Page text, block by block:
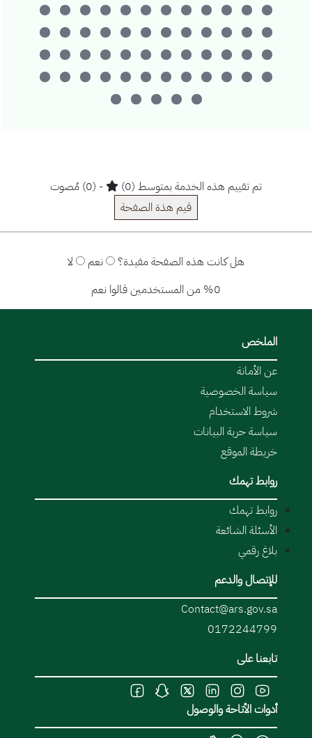
تم تقييم هذه الخدمة بمتوسط (0)
- (0) مُصوت
قيم هذة الصفحة
هل كانت هذه الصفحة مفيدة؟ نعم
لا
%0 من المستخدمين قالوا نعم
الملخص
عن الأمانة
سياسة الخصوصية
شروط الاستخدام
سياسة حرية البيانات
خريطة الموقع
روابط تهمك
روابط تهمك
الأسئلة الشائعة
بلاغ رقمي
للإتصال والدعم
Contact@ars.gov.sa
0172244799
تابعنا على
أدوات الأتاحة والوصول